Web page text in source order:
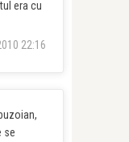
era cu
22:16
se